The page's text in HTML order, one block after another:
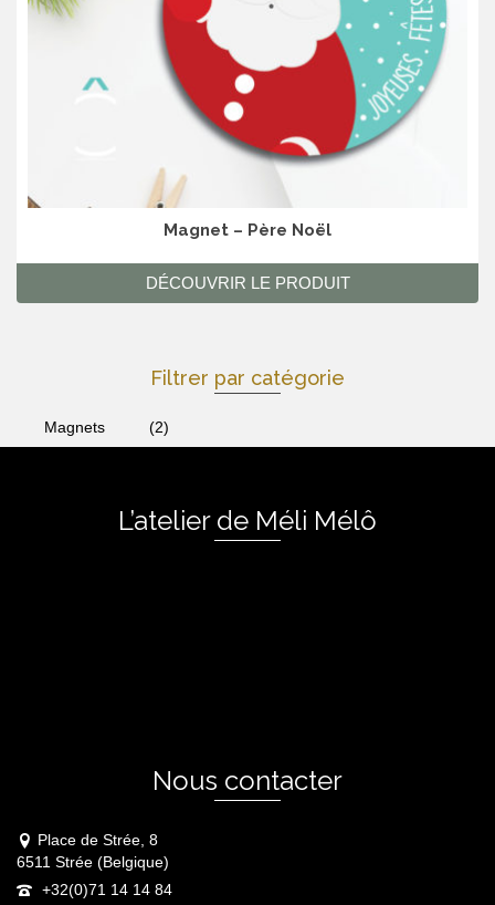
Magnet – Père Noël
DÉCOUVRIR LE PRODUIT
Filtrer par catégorie
Magnets (2)
L’atelier de Méli Mélô
Nous contacter
Place de Strée, 8
6511 Strée (Belgique)
+32(0)71 14 14 84